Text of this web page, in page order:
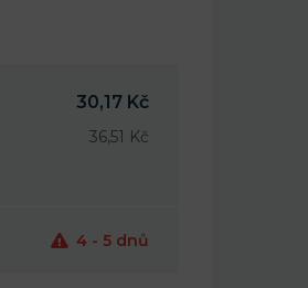
30,17 Kč
36,51 Kč
4 - 5 dnů